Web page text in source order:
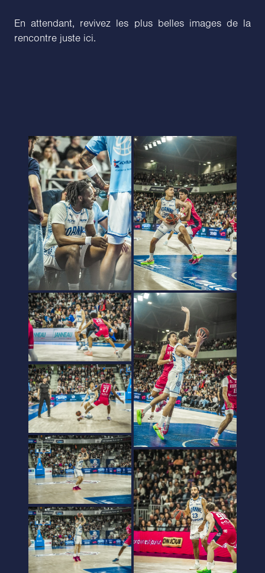
En attendant, revivez les plus belles images de la
rencontre juste ici.